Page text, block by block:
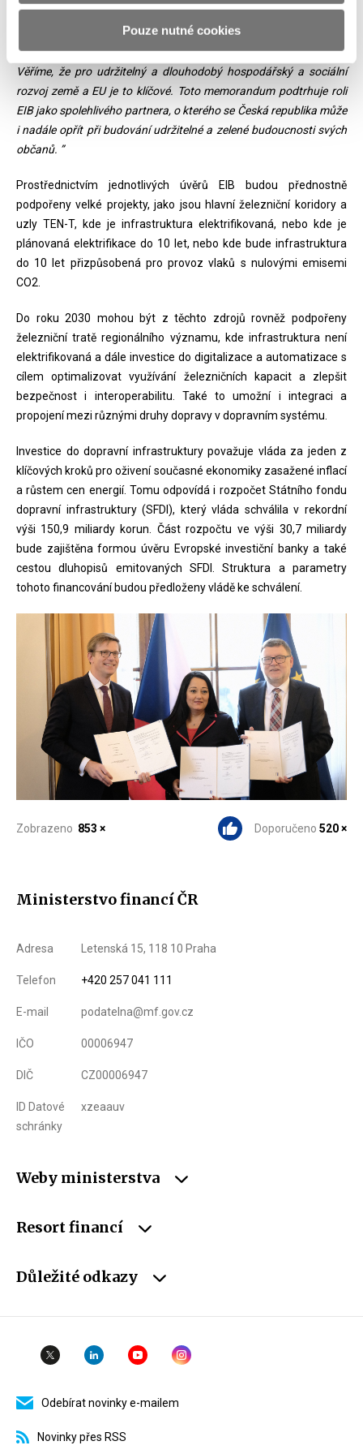
Pouze nutné cookies
naši dosavadní podporu modernizace železniční sítě v ČR a
přispět k bezpečnějším, ekologičtějším a spolehlivějším dopravním
alternativám, ze kterých mohou čeští občané a také podniky těžit.
Věříme, že pro udržitelný a dlouhodobý hospodářský a sociální
rozvoj země a EU je to klíčové. Toto memorandum podtrhuje roli
EIB jako spolehlivého partnera, o kterého se Česká republika může
i nadále opřít při budování udržitelné a zelené budoucnosti svých
občanů. ”
Prostřednictvím jednotlivých úvěrů EIB budou přednostně
podpořeny velké projekty, jako jsou hlavní železniční koridory a
uzly TEN-T, kde je infrastruktura elektrifikovaná, nebo kde je
plánovaná elektrifikace do 10 let, nebo kde bude infrastruktura
do 10 let přizpůsobená pro provoz vlaků s nulovými emisemi
CO2.
Do roku 2030 mohou být z těchto zdrojů rovněž podpořeny
železniční tratě regionálního významu, kde infrastruktura není
elektrifikovaná a dále investice do digitalizace a automatizace s
cílem optimalizovat využívání železničních kapacit a zlepšit
bezpečnost i interoperabilitu. Také to umožní i integraci a
propojení mezi různými druhy dopravy v dopravním systému.
Investice do dopravní infrastruktury považuje vláda za jeden z
klíčových kroků pro oživení současné ekonomiky zasažené inflací
a růstem cen energií. Tomu odpovídá i rozpočet Státního fondu
dopravní infrastruktury (SFDI), který vláda schválila v rekordní
výši 150,9 miliardy korun. Část rozpočtu ve výši 30,7 miliardy
bude zajištěna formou úvěru Evropské investiční banky a také
cestou dluhopisů emitovaných SFDI. Struktura a parametry
tohoto financování budou předloženy vládě ke schválení.
Zobrazeno 853 × Doporučeno 520 ×
Ministerstvo financí ČR
Adresa Letenská 15, 118 10 Praha
Telefon +420 257 041 111
E-mail podatelna@mf.gov.cz
IČO 00006947
DIČ CZ00006947
ID Datové
schránky
xzeaauv
Weby ministerstva
Resort financí
Důležité odkazy
Odebírat novinky e-mailem
Novinky přes RSS